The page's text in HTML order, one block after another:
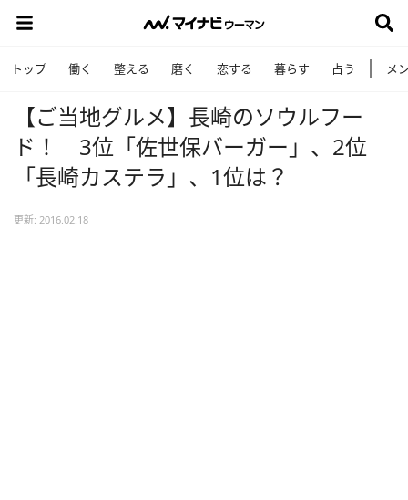
トップ 働く 整える 磨く 恋する 暮らす 占う メ
【ご当地グルメ】長崎のソウルフー
ド！ 3位「佐世保バーガー」、2位
「長崎カステラ」、1位は？
更新: 2016.02.18